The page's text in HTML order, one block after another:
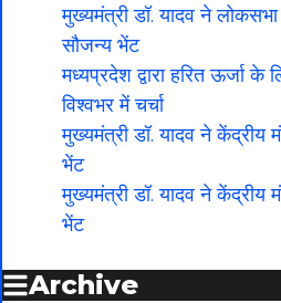
मुख्यमंत्री डॉ. यादव ने
सौजन्य भेंट
मध्यप्रदेश द्वारा हरित ऊर्जा के
विश्वभर में चर्चा
मुख्यमंत्री डॉ. यादव ने केंद्रीय
भेंट
मुख्यमंत्री डॉ. यादव ने केंद्रीय
भेंट
Archive